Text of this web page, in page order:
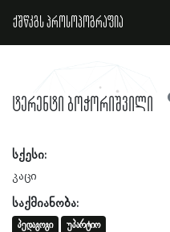
ქშწკგს პროსოპოგრაფია
ტერენტი ბოჭორიშვილი
სქესი:
კაცი
საქმიანობა:
პედაგოგი უპარტიო